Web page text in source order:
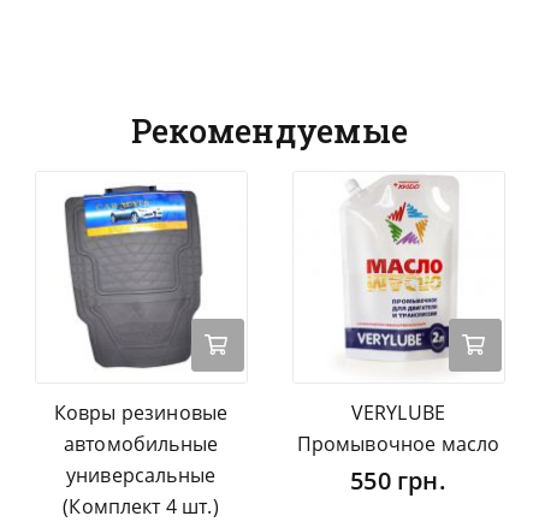
Рекомендуемые
Ковры резиновые
автомобильные
универсальные
(Комплект 4 шт.)
VERYLUBE
Промывочное масло
550 грн.